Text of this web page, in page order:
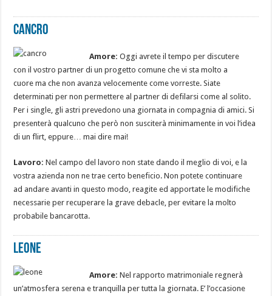
Cancro
Amore: Oggi avrete il tempo per discutere
con il vostro partner di un progetto comune che vi sta molto a
cuore ma che non avanza velocemente come vorreste. Siate
determinati per non permettere al partner di defilarsi come al solito.
Per i single, gli astri prevedono una giornata in compagnia di amici. Si
presenterà qualcuno che però non susciterà minimamente in voi l’idea
di un flirt, eppure… mai dire mai!
Lavoro: Nel campo del lavoro non state dando il meglio di voi, e la
vostra aziendanon ne trae certo beneficio. Non potete continuare
ad andare avanti in questo modo, reagite ed apportate le modifiche
necessarie per recuperare la grave debacle, per evitare la molto
probabile bancarotta.
Leone
Amore: Nel rapporto matrimoniale regnerà
un’atmosfera serena e tranquilla per tutta la giornata. E’ l’occasione